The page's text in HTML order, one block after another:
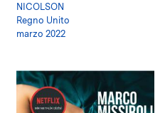
NICOLSON
Regno Unito
marzo 2022